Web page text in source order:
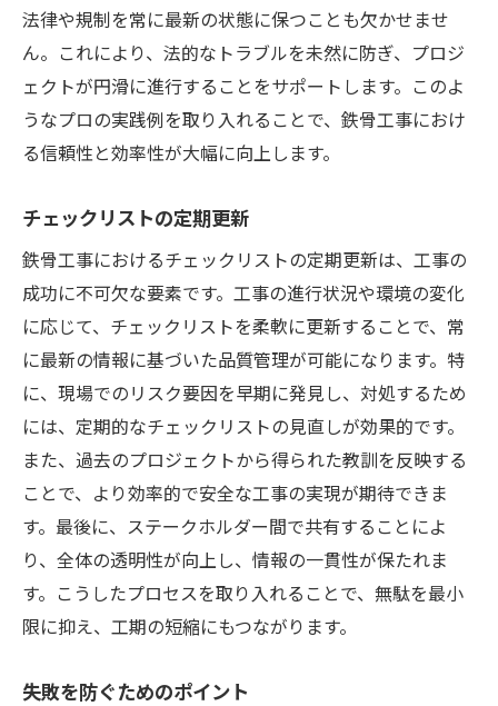
法律や規制を常に最新の状態に保つことも欠かせませ
ん。これにより、法的なトラブルを未然に防ぎ、プロジ
ェクトが円滑に進行することをサポートします。このよ
うなプロの実践例を取り入れることで、鉄骨工事におけ
る信頼性と効率性が大幅に向上します。
チェックリストの定期更新
鉄骨工事におけるチェックリストの定期更新は、工事の
成功に不可欠な要素です。工事の進行状況や環境の変化
に応じて、チェックリストを柔軟に更新することで、常
に最新の情報に基づいた品質管理が可能になります。特
に、現場でのリスク要因を早期に発見し、対処するため
には、定期的なチェックリストの見直しが効果的です。
また、過去のプロジェクトから得られた教訓を反映する
ことで、より効率的で安全な工事の実現が期待できま
す。最後に、ステークホルダー間で共有することによ
り、全体の透明性が向上し、情報の一貫性が保たれま
す。こうしたプロセスを取り入れることで、無駄を最小
限に抑え、工期の短縮にもつながります。
失敗を防ぐためのポイント